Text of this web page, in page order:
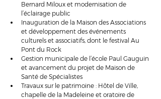
Bernard Miloux et modernisation de
l’éclairage public
Inauguration de la Maison des Associations
et développement des événements
culturels et associatifs, dont le festival Au
Pont du Rock
Gestion municipale de l’école Paul Gauguin
et avancement du projet de Maison de
Santé de Spécialistes
Travaux sur le patrimoine : Hôtel de Ville,
chapelle de la Madeleine et oratoire de